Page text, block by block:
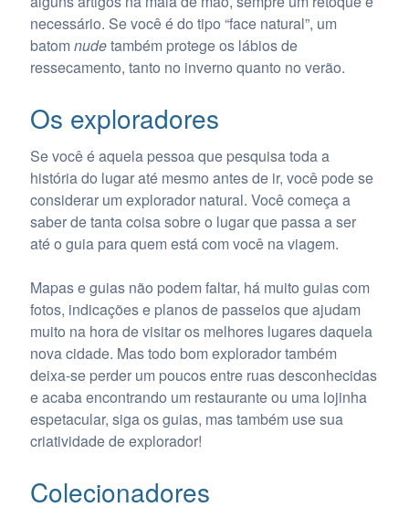
necessário. Se você é do tipo “face natural”, um
batomnudetambém protege os lábios de
ressecamento, tanto no inverno quanto no verão.
Os exploradores
Se você é aquela pessoa que pesquisa toda a
história do lugar até mesmo antes de ir, você pode se
considerar um explorador natural. Você começa a
saber de tanta coisa sobre o lugar que passa a ser
até o guia para quem está com você na viagem.
Mapas e guias não podem faltar, há muito guias com
fotos, indicações e planos de passeios que ajudam
muito na hora de visitar os melhores lugares daquela
nova cidade. Mas todo bom explorador também
deixa-se perder um poucos entre ruas desconhecidas
e acaba encontrando um restaurante ou uma lojinha
espetacular, siga os guias, mas também use sua
criatividade de explorador!
Colecionadores